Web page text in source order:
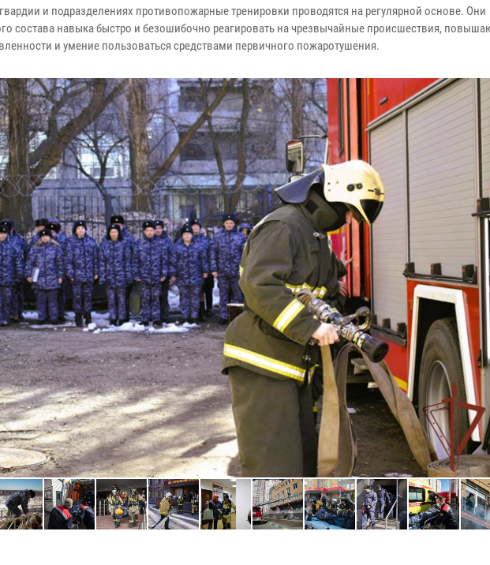
и подразделениях противопожарные тренировки проводятся на регулярной основе. Они
состава навыка быстро и безошибочно реагировать на чрезвычайные происшествия,
и умение пользоваться средствами первичного пожаротушения.